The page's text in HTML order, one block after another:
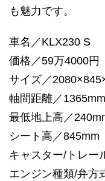
も魅力です。
車名／KLX230 S
価格／59万4000円
サイズ／
軸間距離／1365mm
最低地上高／
シート高／845mm
キャスター/トレー
エンジン種類/弁方